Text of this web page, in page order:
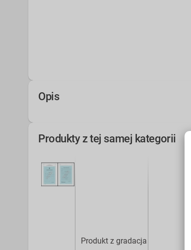
Opis
Produkty z tej samej kategorii
Produkt z gradacja